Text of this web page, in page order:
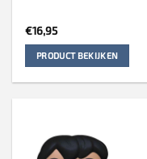
€16,95
PRODUCT BEKIJKEN